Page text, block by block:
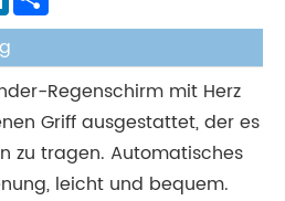
Regenschirm mit Herz
Griff ausgestattet, der es
zu tragen. Automatisches
leicht und bequem.